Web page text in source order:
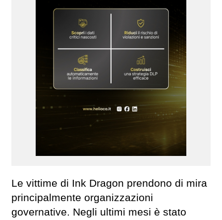
Le vittime di Ink Dragon prendono di mira
principalmente organizzazioni
governative. Negli ultimi mesi è stato